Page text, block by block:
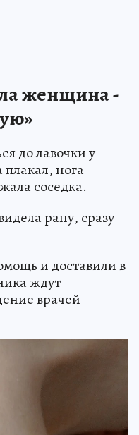
женщина -
до лавочки у
нога
соседка.
рану, сразу
и доставили в
ждут
врачей